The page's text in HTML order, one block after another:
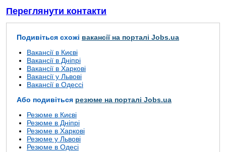
Переглянути контакти
Подивіться схожі вакансії на порталі Jobs.ua
Вакансії в Києві
Вакансії в Дніпрі
Вакансії в Харкові
Вакансії у Львові
Вакансії в Одессі
Або подивіться резюме на порталі Jobs.ua
Резюме в Києві
Резюме в Дніпрі
Резюме в Харкові
Резюме у Львові
Резюме в Одесі